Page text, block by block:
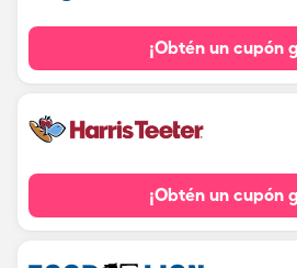
¡Obtén un cupón
¡Obtén un cupón